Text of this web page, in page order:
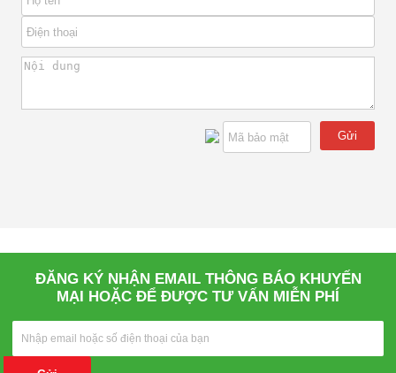
Gửi
ĐĂNG KÝ NHẬN EMAIL THÔNG BÁO KHUYẾN
MẠI HOẶC ĐỂ ĐƯỢC TƯ VẤN MIỄN PHÍ